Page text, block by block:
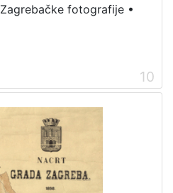
Zagrebačke fotografije •
10